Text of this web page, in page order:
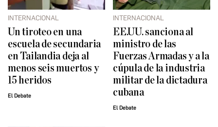
INTERNACIONAL
Un tiroteo en una
escuela de secundaria
en Tailandia deja al
menos seis muertos y
15 heridos
El Debate
INTERNACIONAL
EE.UU. sanciona al
ministro de las
Fuerzas Armadas y a la
cúpula de la industria
militar de la dictadura
cubana
El Debate